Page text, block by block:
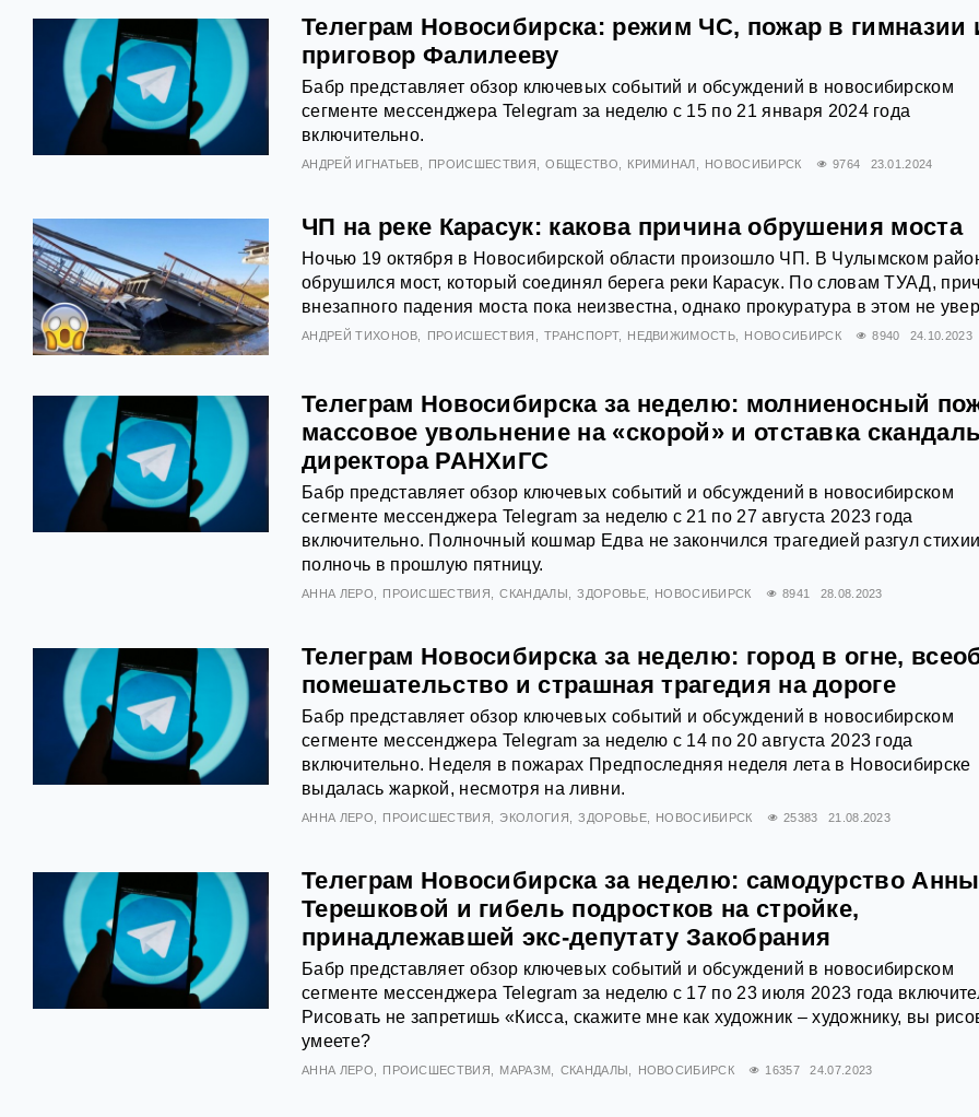
Телеграм Новосибирска: режим ЧС, пожар в гимназии
приговор Фалилееву
Бабр представляет обзор ключевых событий и обсуждений в новосибирском
сегменте мессенджера Telegram за неделю с 15 по 21 января 2024 года
включительно.
АНДРЕЙ ИГНАТЬЕВ ПРОИСШЕСТВИЯ ОБЩЕСТВО КРИМИНАЛ НОВОСИБИРСК 9764 23.01.2024
ЧП на реке Карасук: какова причина обрушения моста
Ночью 19 октября в Новосибирской области произошло ЧП. В Чулымском
обрушился мост, который соединял берега реки Карасук. По словам ТУАД,
внезапного падения моста пока неизвестна, однако прокуратура в этом не
АНДРЕЙ ТИХОНОВ ПРОИСШЕСТВИЯ ТРАНСПОРТ НЕДВИЖИМОСТЬ НОВОСИБИРСК 8940 24.10.2023
Телеграм Новосибирска за неделю: молниеносный
массовое увольнение на «скорой» и отставка
директора РАНХиГС
Бабр представляет обзор ключевых событий и обсуждений в новосибирском
сегменте мессенджера Telegram за неделю с 21 по 27 августа 2023 года
включительно. Полночный кошмар Едва не закончился трагедией разгул
полночь в прошлую пятницу.
АННА ЛЕРО ПРОИСШЕСТВИЯ СКАНДАЛЫ ЗДОРОВЬЕ НОВОСИБИРСК 8941 28.08.2023
Телеграм Новосибирска за неделю: город в огне,
помешательство и страшная трагедия на дороге
Бабр представляет обзор ключевых событий и обсуждений в новосибирском
сегменте мессенджера Telegram за неделю с 14 по 20 августа 2023 года
включительно. Неделя в пожарах Предпоследняя неделя лета в Новосибирске
выдалась жаркой, несмотря на ливни.
АННА ЛЕРО ПРОИСШЕСТВИЯ ЭКОЛОГИЯ ЗДОРОВЬЕ НОВОСИБИРСК 25383 21.08.2023
Телеграм Новосибирска за неделю: самодурство Анны
Терешковой и гибель подростков на стройке,
принадлежавшей экс-депутату Закобрания
Бабр представляет обзор ключевых событий и обсуждений в новосибирском
сегменте мессенджера Telegram за неделю с 17 по 23 июля 2023 года
Рисовать не запретишь «Кисса, скажите мне как художник – художнику, вы
умеете?
АННА ЛЕРО ПРОИСШЕСТВИЯ МАРАЗМ СКАНДАЛЫ НОВОСИБИРСК 16357 24.07.2023